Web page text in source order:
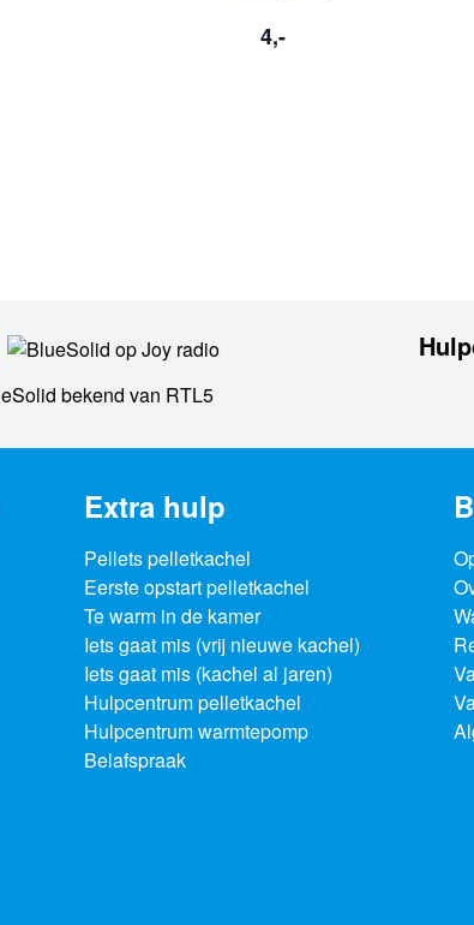
4,-
Extra hulp
Pellets pelletkachel
Eerste opstart pelletkachel
Te warm in de kamer
Iets gaat mis (vrij nieuwe kachel)
Iets gaat mis (kachel al jaren)
Hulpcentrum pelletkachel
Hulpcentrum warmtepomp
Belafspraak